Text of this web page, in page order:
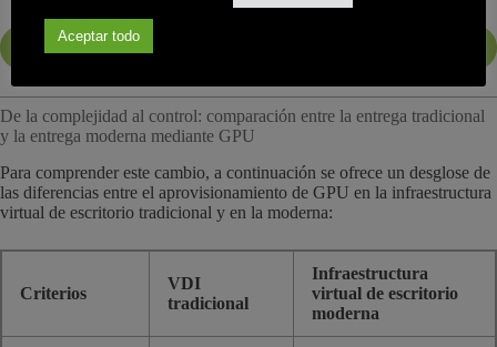
De la complejidad al control: comparación entre la entrega tradicional
y la entrega moderna mediante GPU
Para comprender este cambio, a continuación se ofrece un desglose de
las diferencias entre el aprovisionamiento de GPU en la infraestructura
virtual de escritorio tradicional y en la moderna:
Criterios
VDI
tradicional
Infraestructura
virtual de escritorio
moderna
Aceptar todo